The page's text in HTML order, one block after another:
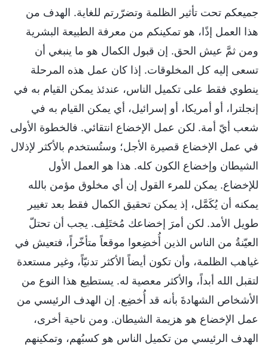
جميعكم تحت تأثير الظلمة وتضرّرتم للغاية. الهدف من
هذا العمل إذًا، هو تمكينكم من معرفة الطبيعة البشرية
ومن ثمَّ عيش الحق. إن قبول الكمال هو ما ينبغي أن
تسعى إليه كل المخلوقات. إذا كان عمل هذه المرحلة
ينطوي فقط على تكميل الناس، عندئذ يمكن القيام به في
إنجلترا، أو أمريكا، أو إسرائيل، أي يمكن القيام به في
شعب أيّ أمة. لكن عمل الإخضاع انتقائي. فالخطوة الأولى
في عمل الإخضاع قصيرة الأجل؛ وستُستخدم بالأكثر لإذلال
الشيطان وإخضاع الكون كله. هذا هو العمل الأول
للإخضاع. يمكن للمرء القول إن أي مخلوق مؤمن بالله
يمكنه أن يُكَمَّل، إذ يمكن تحقيق الكمال فقط بعد تغيير
طويل الأمد. لكن أمرَ إخضاعك مُختَلِف. يجب أن تحتلّ
العيّنةُ من الناس الذين أُخضِعوا موقعاً متأخّراً، فتعيش في
غياهب الظلمة، وأن تكون أيضاً الأكثر تدنيّاً، وغير مستعدة
لتقبل الله أبداً، والأكثر معصية له. يستطيع هذا النوع من
الأشخاص الشهادةَ بأنه قد أُخضِع. إن الهدف الرئيسي من
عمل الإخضاع هو هزيمة الشيطان. ومن ناحية أخرى،
الهدف الرئيسي من تكميل الناس هو كسبُهم، وتمكينهم